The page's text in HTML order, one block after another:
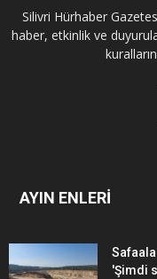
Silivri Hürhaber
haber, etkinlik ve
AYIN ENLERİ
'Şimdi